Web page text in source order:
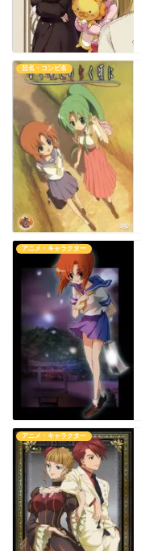
芸名・コンビ名
アニメ・キャラクター
アニメ・キャラクター